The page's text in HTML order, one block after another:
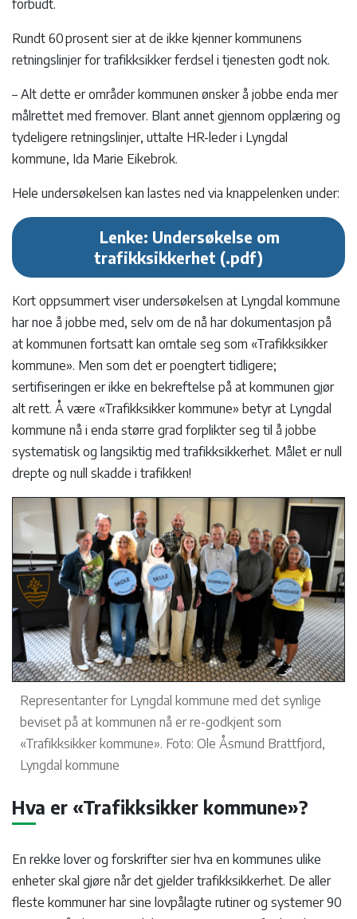
forbudt.
Rundt 60 prosent sier at de ikke kjenner kommunens
retningslinjer for trafikksikker ferdsel i tjenesten godt nok.
– Alt dette er områder kommunen ønsker å jobbe enda mer
målrettet med fremover. Blant annet gjennom opplæring og
tydeligere retningslinjer, uttalte HR-leder i Lyngdal
kommune, Ida Marie Eikebrok.
Hele undersøkelsen kan lastes ned via knappelenken under:
Lenke: Undersøkelse om
trafikksikkerhet
Kort oppsummert viser undersøkelsen at Lyngdal kommune
har noe å jobbe med, selv om de nå har dokumentasjon på
at kommunen fortsatt kan omtale seg som «Trafikksikker
kommune». Men som det er poengtert tidligere;
sertifiseringen er ikke en bekreftelse på at kommunen gjør
alt rett. Å være «Trafikksikker kommune» betyr at Lyngdal
kommune nå i enda større grad forplikter seg til å jobbe
systematisk og langsiktig med trafikksikkerhet. Målet er null
drepte og null skadde i trafikken!
Representanter for Lyngdal kommune med det synlige
beviset på at kommunen nå er re-godkjent som
«Trafikksikker kommune». Foto: Ole Åsmund Brattfjord,
Lyngdal kommune
Hva er «Trafikksikker kommune»?
En rekke lover og forskrifter sier hva en kommunes ulike
enheter skal gjøre når det gjelder trafikksikkerhet. De aller
fleste kommuner har sine lovpålagte rutiner og systemer 90